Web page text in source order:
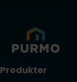
Produkter